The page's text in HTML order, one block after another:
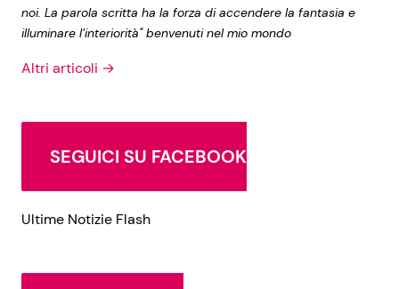
noi. La parola scritta ha la forza di accendere la fantasia e
illuminare l’interiorità" benvenuti nel mio mondo
Altri articoli →
SEGUICI SU FACEBOOK
Ultime Notizie Flash